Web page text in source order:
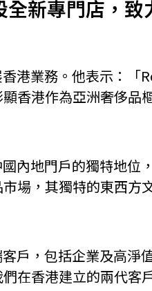
資本投資者入境計
新專門店，
港業務。他表示：
香港作為亞洲奢侈
內地門戶的獨特地
場，其獨特的東西方
戶，包括企業及高淨
在香港建立的兩代客